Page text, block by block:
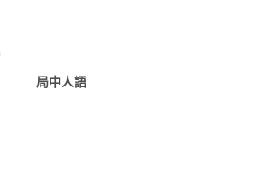
局中人語